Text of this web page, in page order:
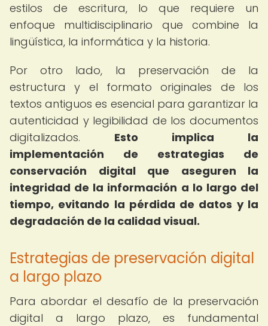
estilos de escritura, lo que requiere un
enfoque multidisciplinario que combine la
lingüística, la informática y la historia.
Por otro lado, la preservación de la
estructura y el formato originales de los
textos antiguos es esencial para garantizar la
autenticidad y legibilidad de los documentos
digitalizados. Esto implica la
implementación de estrategias de
conservación digital que aseguren la
integridad de la información a lo largo del
tiempo, evitando la pérdida de datos y la
degradación de la calidad visual.
Estrategias de preservación digital
a largo plazo
Para abordar el desafío de la preservación
digital a largo plazo, es fundamental